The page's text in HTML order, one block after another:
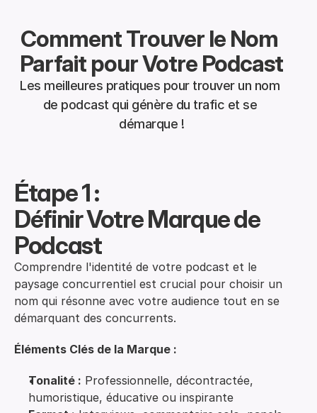
Comment Trouver le Nom
Parfait pour Votre Podcast
Les meilleures pratiques pour trouver un nom
de podcast qui génère du trafic et se
démarque !
Étape 1 :
Définir Votre Marque de
Podcast
Comprendre l'identité de votre podcast et le
paysage concurrentiel est crucial pour choisir un
nom qui résonne avec votre audience tout en se
démarquant des concurrents.
Éléments Clés de la Marque :
Tonalité : Professionnelle, décontractée,
humoristique, éducative ou inspirante